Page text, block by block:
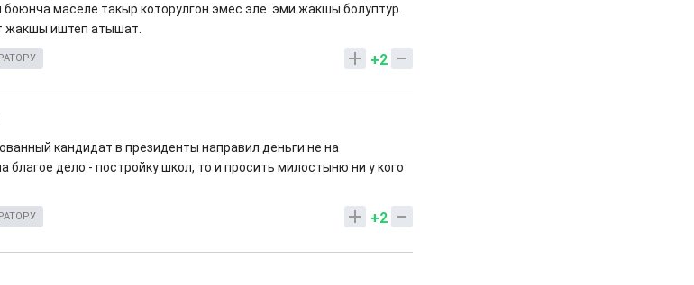
маселе такыр которулгон эмес эле. эми жакшы болуптур.
жакшы иштеп атышат.
+2
кандидат в президенты направил деньги не на
дело - постройку школ, то и просить милостыню ни у кого
+2